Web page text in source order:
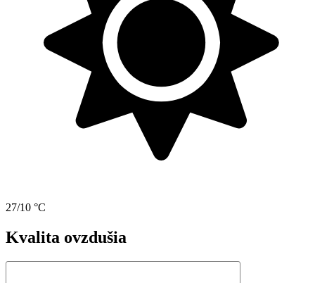
27/10 °C
Kvalita ovzdušia